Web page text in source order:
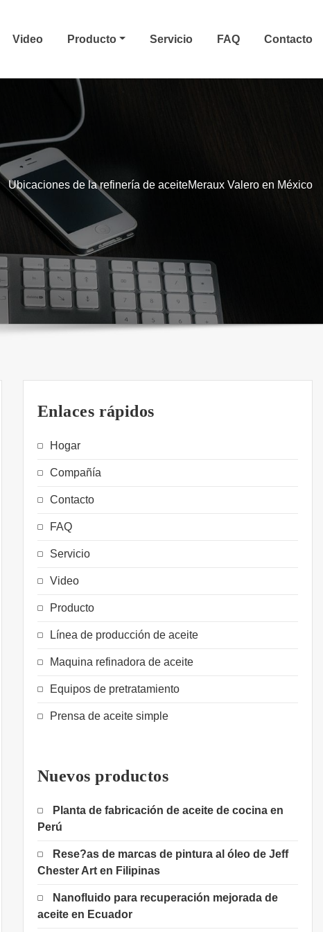
Video Producto Servicio FAQ Contacto
Ubicaciones de la refinería de aceiteMeraux Valero en México
Enlaces rápidos
Hogar
Compañía
Contacto
FAQ
Servicio
Video
Producto
Línea de producción de aceite
Maquina refinadora de aceite
Equipos de pretratamiento
Prensa de aceite simple
Nuevos productos
Planta de fabricación de aceite de cocina en
Perú
Rese?as de marcas de pintura al óleo de Jeff
Chester Art en Filipinas
Nanofluido para recuperación mejorada de
aceite en Ecuador